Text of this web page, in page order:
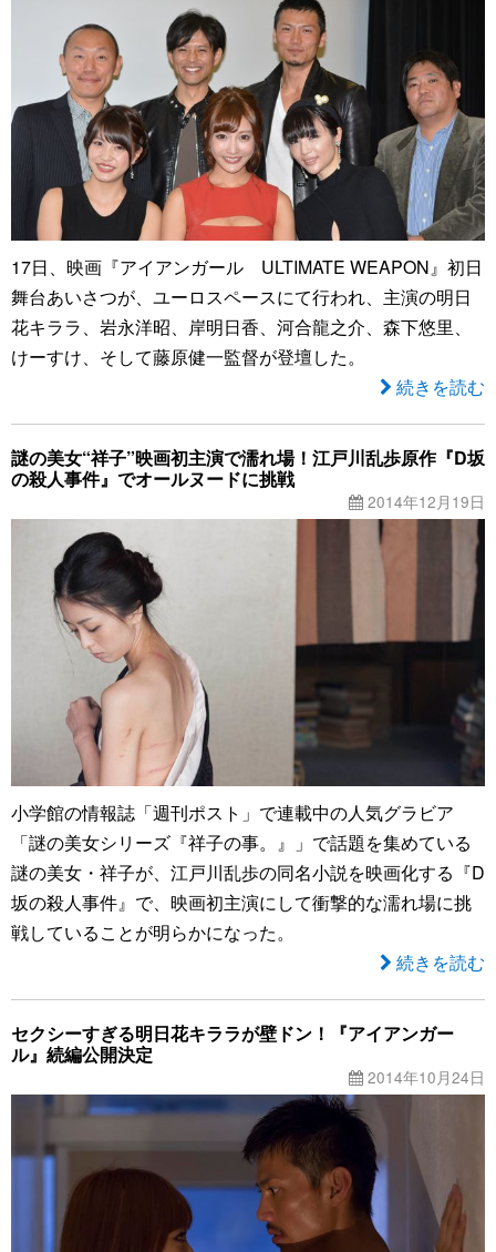
17日、映画『アイアンガール ULTIMATE WEAPON』初日
舞台あいさつが、ユーロスペースにて行われ、主演の明日
花キララ、岩永洋昭、岸明日香、河合龍之介、森下悠里、
けーすけ、そして藤原健一監督が登壇した。
続きを読む
謎の美女“祥子”映画初主演で濡れ場！江戸川乱歩原作『D坂
の殺人事件』でオールヌードに挑戦
2014年12月19日
小学館の情報誌「週刊ポスト」で連載中の人気グラビア
「謎の美女シリーズ『祥子の事。』」で話題を集めている
謎の美女・祥子が、江戸川乱歩の同名小説を映画化する『D
坂の殺人事件』で、映画初主演にして衝撃的な濡れ場に挑
戦していることが明らかになった。
続きを読む
セクシーすぎる明日花キララが壁ドン！『アイアンガー
ル』続編公開決定
2014年10月24日